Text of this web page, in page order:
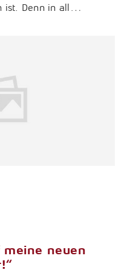
ist. Denn in all…
meine neuen